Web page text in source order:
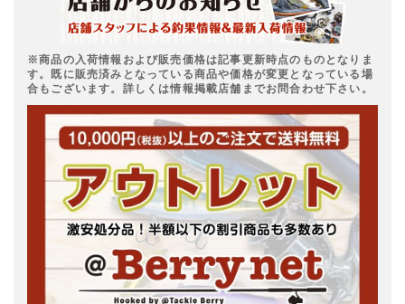
※商品の入荷情報および販売価格は記事更新時点のものとなりま
す。既に販売済みとなっている商品や価格が変更となっている場
合もございます。詳しくは情報掲載店舗までお問合わせ下さい。